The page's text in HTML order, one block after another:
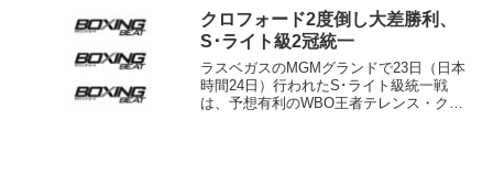
トレーナーの父ラウルさんと来日したフ
アレス。ボクシ...
クロフォード2度倒し大差勝利、
S･ライト級2冠統一
ラスベガスのMGMグランドで23日（日本
時間24日）行われたS･ライト級統一戦
は、予想有利のWBO王者テレンス・クロ